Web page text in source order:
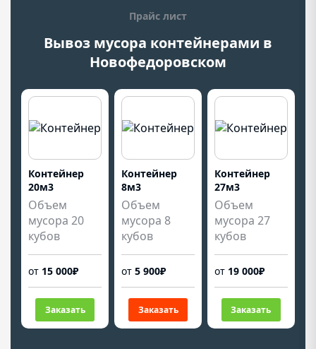
Прайс лист
Вывоз мусора контейнерами в
Новофедоровском
Контейнер
20м3
Объем
мусора 20
кубов
от 15 000₽
Заказать
Контейнер
8м3
Объем
мусора 8
кубов
от 5 900₽
Заказать
Контейнер
27м3
Объем
мусора 27
кубов
от 19 000₽
Заказать